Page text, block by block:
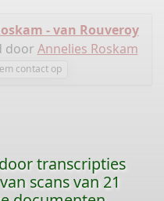
- van Rouveroy
door Annelies Roskam
contact op
transcripties
scans van 21